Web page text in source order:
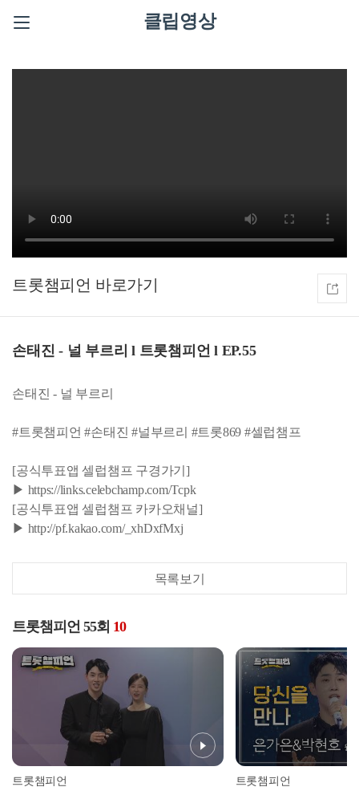
클립영상
트롯챔피언
손태진 - 널 부르리 l 트롯챔피언 l EP.55
손태진 - 널 부르리
#트롯챔피언 #손태진 #널부르리 #트롯869 #셀럽챔프
[공식투표앱 셀럽챔프 구경가기]
▶ https://links.celebchamp.com/Tcpk
[공식투표앱 셀럽챔프 카카오채널]
▶ http://pf.kakao.com/_xhDxfMxj
목록보기
트롯챔피언 55회 10
트롯챔피언 트롯챔피언